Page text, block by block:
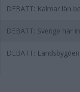
DEBATT: Kalmar län
DEBATT: Sverige har
DEBATT: